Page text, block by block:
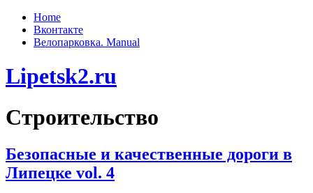
Home
Вконтакте
Велопарковка. Manual
Lipetsk2.ru
Строительство
Безопасные и качественные дороги в
Липецке vol. 4